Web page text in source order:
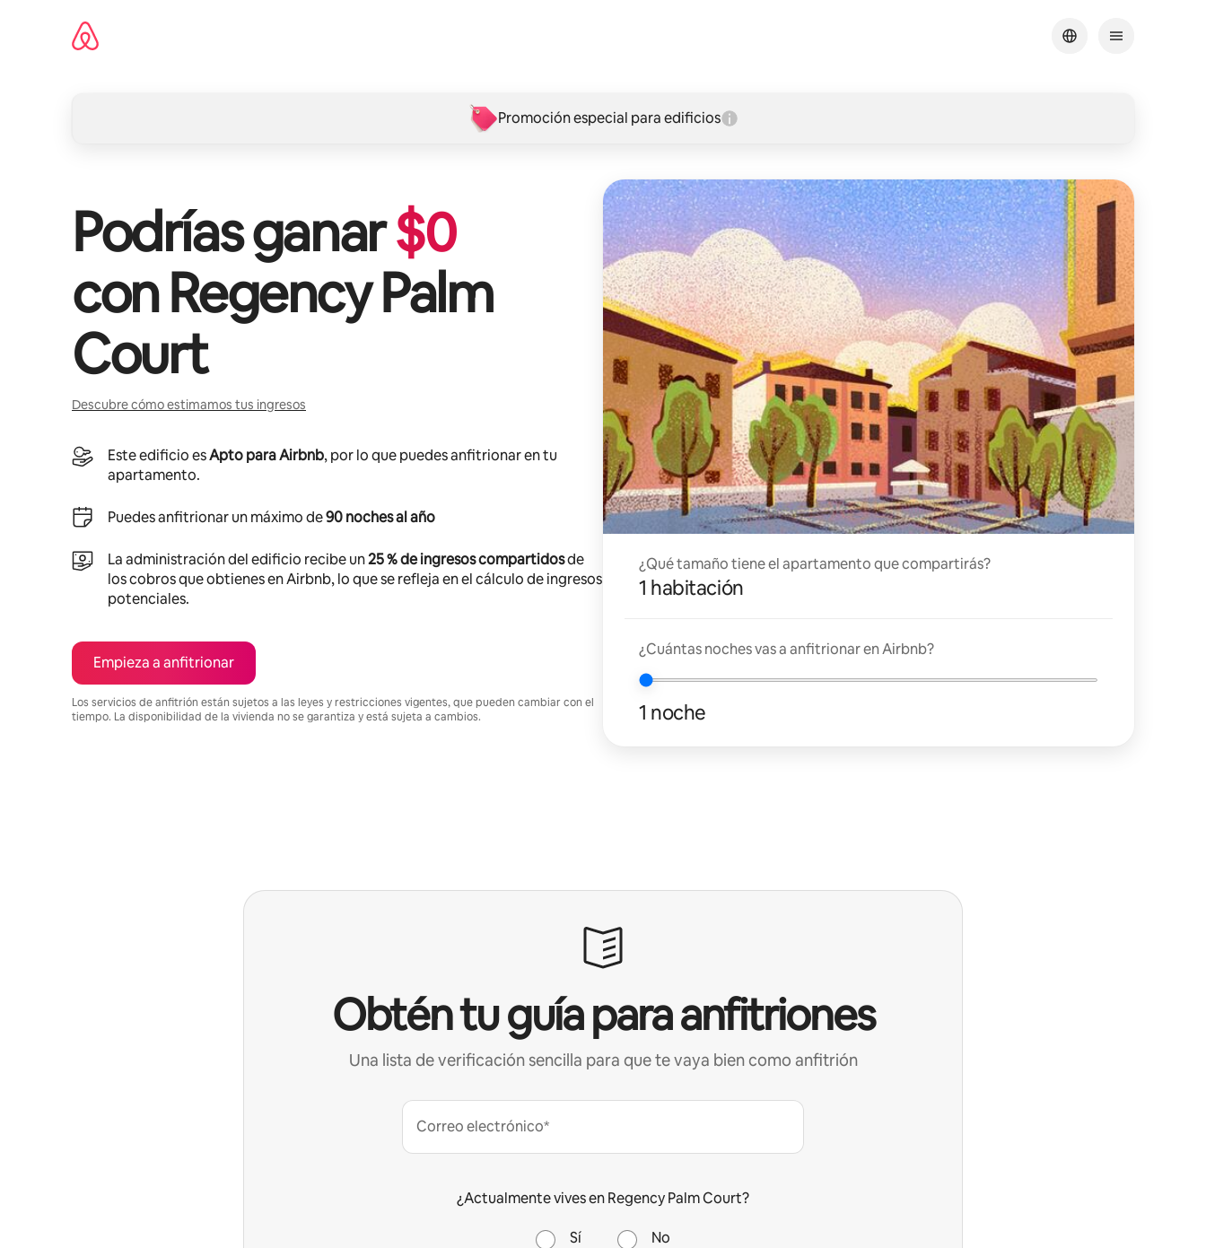
Promoción especial para edificios
Podrías ganar$0
conRegency Palm
Court
Descubre cómo estimamos tus ingresos
Este edificio esApto para Airbnb, por lo que puedes anfitrionar en tu
apartamento.
Puedes anfitrionar un máximo de90 noches al año
La administración del edificio recibe un25 % de ingresos compartidosde
los cobros que obtienes en Airbnb, lo que se refleja en el cálculo de ingresos
potenciales.
Empieza a anfitrionar
Los servicios de anfitrión están sujetos a las leyes y restricciones vigentes, que pueden cambiar con el
tiempo. La disponibilidad de la vivienda no se garantiza y está sujeta a cambios.
¿Qué tamaño tiene el apartamento que compartirás?
1 habitación
¿Cuántas noches vas a anfitrionar en Airbnb?
1 noche
Obtén tu guía para anfitriones
Una lista de verificación sencilla para que te vaya bien como anfitrión
Correo electrónico*
¿Actualmente vives en Regency Palm Court?
Sí No